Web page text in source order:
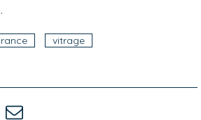
vitrage